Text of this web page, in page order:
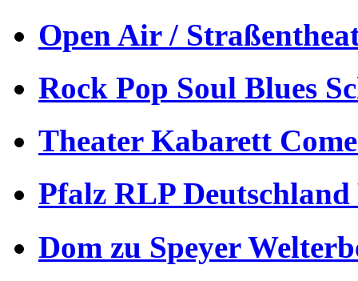
Open Air /
Rock Pop Soul Blues
Theater Kabarett
Pfalz RLP
Dom zu Speyer